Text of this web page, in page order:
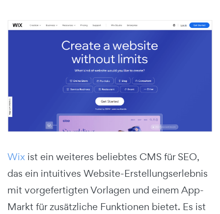
Wix ist ein weiteres beliebtes CMS für SEO,
das ein intuitives Website-Erstellungserlebnis
mit vorgefertigten Vorlagen und einem App-
Markt für zusätzliche Funktionen bietet. Es ist